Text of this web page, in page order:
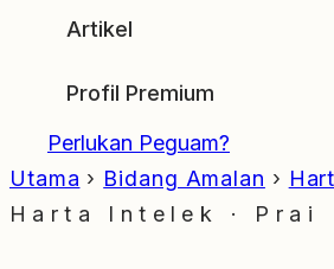
Artikel
Profil Premium
Perlukan Peguam?
Utama › Bidang Amalan ›
Harta Intelek · Prai